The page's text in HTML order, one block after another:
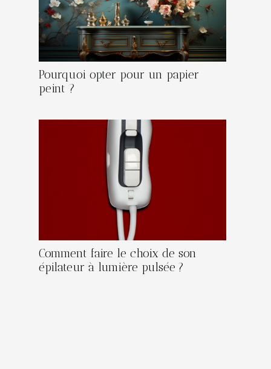
Pourquoi opter pour un papier
peint ?
Comment faire le choix de son
épilateur à lumière pulsée ?